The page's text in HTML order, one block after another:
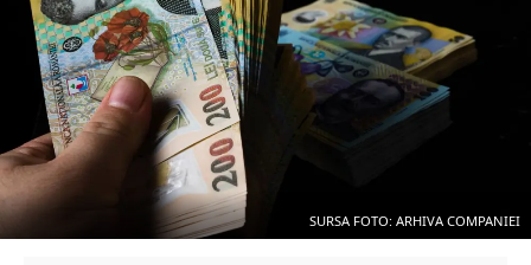
SURSA FOTO: ARHIVA COMPANIEI